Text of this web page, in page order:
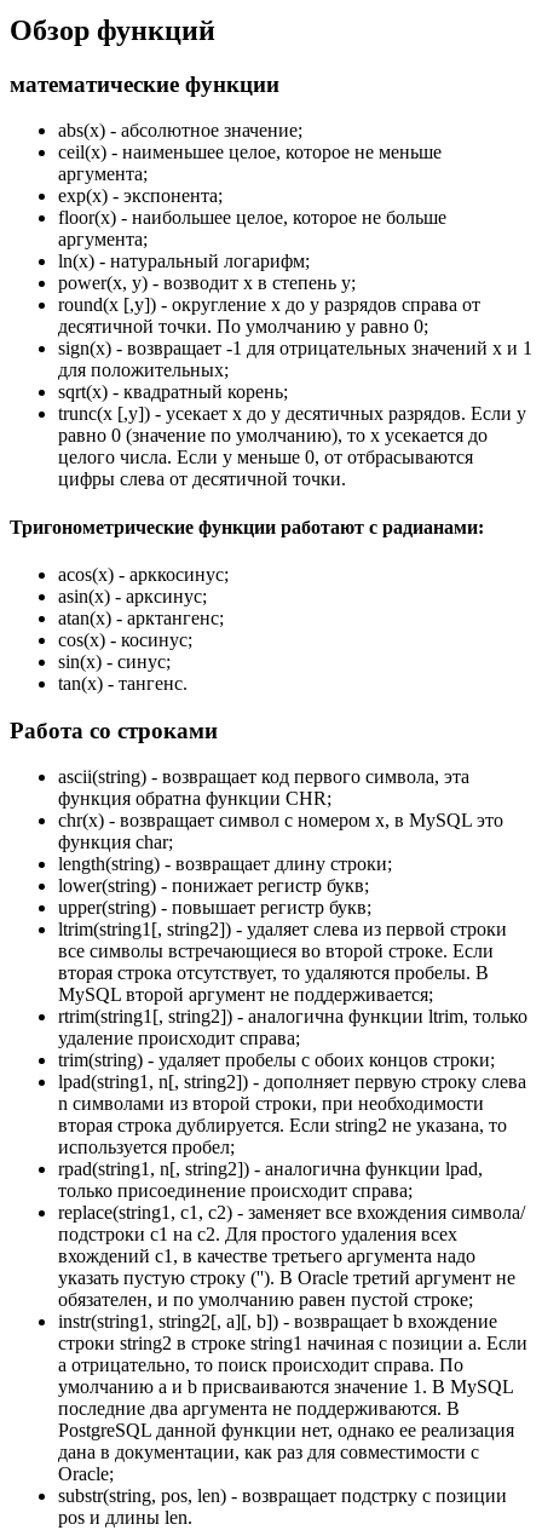
Обзор функций
математические функции
abs(x) - абсолютное значение;
ceil(x) - наименьшее целое, которое не меньше
аргумента;
exp(x) - экспонента;
floor(x) - наибольшее целое, которое не больше
аргумента;
ln(x) - натуральный логарифм;
power(x, y) - возводит x в степень y;
round(x [,y]) - округление x до y разрядов справа от
десятичной точки. По умолчанию y равно 0;
sign(x) - возвращает -1 для отрицательных значений x и 1
для положительных;
sqrt(x) - квадратный корень;
trunc(x [,y]) - усекает x до у десятичных разрядов. Если у
равно 0 (значение по умолчанию), то х усекается до
целого числа. Если у меньше 0, от отбрасываются
цифры слева от десятичной точки.
Тригонометрические функции работают с радианами:
acos(x) - арккосинус;
asin(x) - арксинус;
atan(x) - арктангенс;
cos(x) - косинус;
sin(x) - синус;
tan(x) - тангенс.
Работа со строками
ascii(string) - возвращает код первого символа, эта
функция обратна функции CHR;
chr(x) - возвращает символ с номером х, в MySQL это
функция char;
length(string) - возвращает длину строки;
lower(string) - понижает регистр букв;
upper(string) - повышает регистр букв;
ltrim(string1[, string2]) - удаляет слева из первой строки
все символы встречающиеся во второй строке. Если
вторая строка отсутствует, то удаляются пробелы. В
MySQL второй аргумент не поддерживается;
rtrim(string1[, string2]) - аналогична функции ltrim, только
удаление происходит справа;
trim(string) - удаляет пробелы с обоих концов строки;
lpad(string1, n[, string2]) - дополняет первую строку слева
n символами из второй строки, при необходимости
вторая строка дублируется. Если string2 не указана, то
используется пробел;
rpad(string1, n[, string2]) - аналогична функции lpad,
только присоединение происходит справа;
replace(string1, c1, c2) - заменяет все вхождения символа/
подстроки c1 на c2. Для простого удаления всех
вхождений c1, в качестве третьего аргумента надо
указать пустую строку (''). В Oracle третий аргумент не
обязателен, и по умолчанию равен пустой строке;
instr(string1, string2[, a][, b]) - возвращает b вхождение
строки string2 в строке string1 начиная с позиции a. Если
a отрицательно, то поиск происходит справа. По
умолчанию a и b присваиваются значение 1. В MySQL
последние два аргумента не поддерживаются. В
PostgreSQL данной функции нет, однако ее реализация
дана в документации, как раз для совместимости с
Oracle;
substr(string, pos, len) - возвращает подстрку с позиции
pos и длины len.